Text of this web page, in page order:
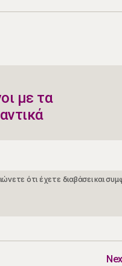
με τα
ότι έχετε διαβάσει και